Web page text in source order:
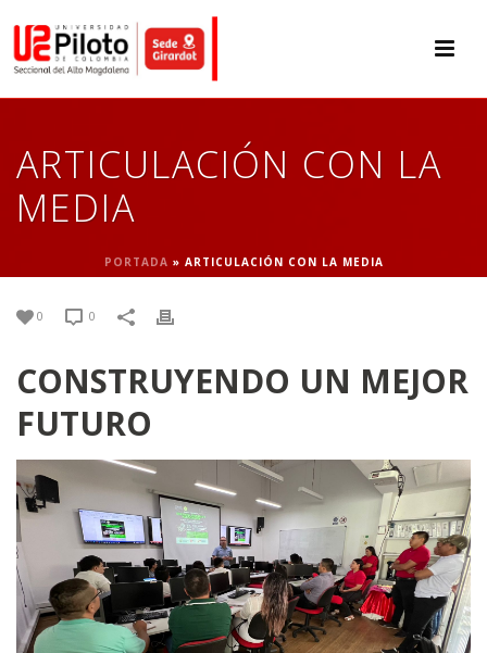
ARTICULACIÓN CON LA
MEDIA
PORTADA » ARTICULACIÓN CON LA MEDIA
0 0
CONSTRUYENDO UN MEJOR
FUTURO